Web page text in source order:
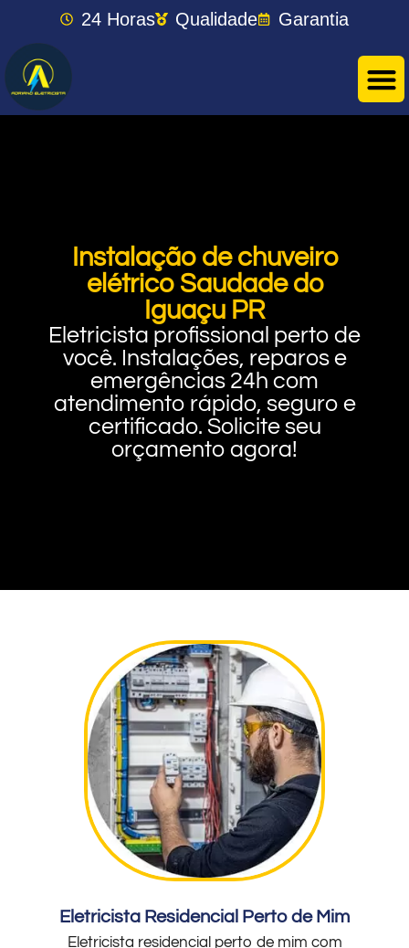
24 Horas Qualidade Garantia
Instalação de chuveiro
elétrico Saudade do
Iguaçu PR
Eletricista profissional perto de
você. Instalações, reparos e
emergências 24h com
atendimento rápido, seguro e
certificado. Solicite seu
orçamento agora!
Eletricista Residencial Perto de Mim
Eletricista residencial perto de mim com